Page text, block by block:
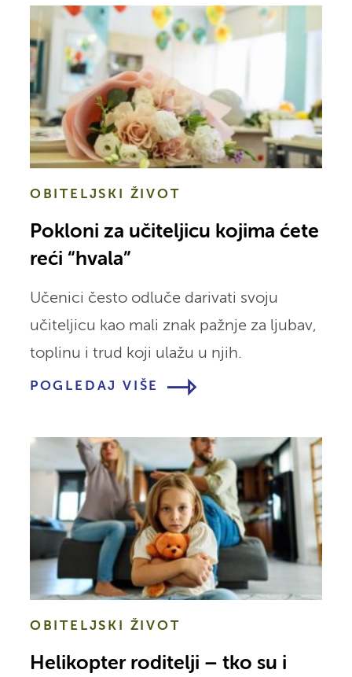
OBITELJSKI ŽIVOT
Pokloni za učiteljicu kojima ćete
reći “hvala”
Učenici često odluče darivati svoju
učiteljicu kao mali znak pažnje za ljubav,
toplinu i trud koji ulažu u njih.
POGLEDAJ VIŠE
OBITELJSKI ŽIVOT
Helikopter roditelji – tko su i